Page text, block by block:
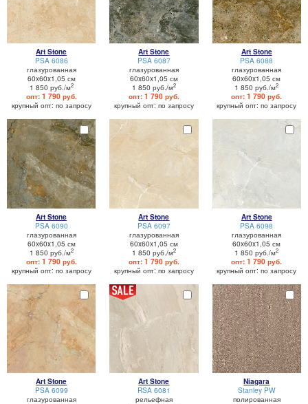
Art Stone
PSA 6086
глазурованная
60x60x1,05 см
1 850 руб./м2
опт: 1 790 руб.
крупный опт: по запросу
Art Stone
PSA 6087
глазурованная
60x60x1,05 см
1 850 руб./м2
опт: 1 790 руб.
крупный опт: по запросу
Art Stone
PSA 6088
глазурованная
60x60x1,05 см
1 850 руб./м2
опт: 1 790 руб.
крупный опт: по запросу
Art Stone
PSA 6090
глазурованная
60x60x1,05 см
1 850 руб./м2
опт: 1 790 руб.
крупный опт: по запросу
Art Stone
PSA 6097
глазурованная
60x60x1,05 см
1 850 руб./м2
опт: 1 790 руб.
крупный опт: по запросу
Art Stone
PSA 6098
глазурованная
60x60x1,05 см
1 850 руб./м2
опт: 1 790 руб.
крупный опт: по запросу
Art Stone
PSA 6099
глазурованная
Art Stone
RSA 6081
рельефная
Niagara
Stanley PW
полированная